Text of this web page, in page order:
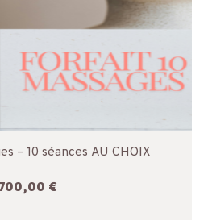
– 10 séances AU CHOIX
€